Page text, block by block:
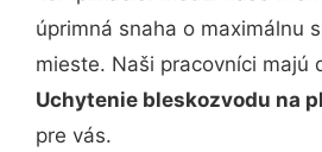
úprimná snaha o maximálnu
mieste. Naši pracovníci majú
Uchytenie bleskozvodu na
pre vás.